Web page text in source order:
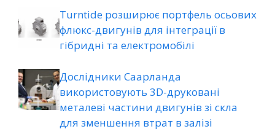
Turntide розширює портфель осьових
флюкс-двигунів для інтеграції в
гібридні та електромобілі
Дослідники Саарланда
використовують 3D-друковані
металеві частини двигунів зі скла
для зменшення втрат в залізі